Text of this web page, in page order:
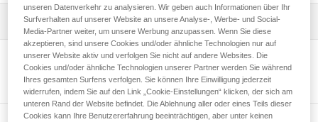
Die Gebrauchsanleitung herunterladen
Technical Notice
Produktseite ansehen
unseren Datenverkehr zu analysieren. Wir geben auch Informationen über Ihr
Surfverhalten auf unserer Website an unsere Analyse-, Werbe- und Social-
Media-Partner weiter, um unsere Werbung anzupassen. Wenn Sie diese
akzeptieren, sind unsere Cookies und/oder ähnliche Technologien nur auf
unserer Website aktiv und verfolgen Sie nicht auf andere Websites. Die
Cookies und/oder ähnliche Technologien unserer Partner werden Sie während
Ihres gesamten Surfens verfolgen. Sie können Ihre Einwilligung jederzeit
widerrufen, indem Sie auf den Link „Cookie-Einstellungen“ klicken, der sich am
unteren Rand der Website befindet. Die Ablehnung aller oder eines Teils dieser
Cookies kann Ihre Benutzererfahrung beeinträchtigen, aber unter keinen